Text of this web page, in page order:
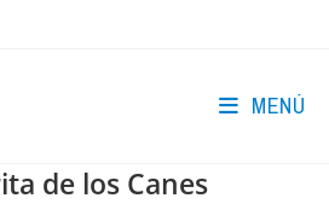
MENÚ
de los Canes